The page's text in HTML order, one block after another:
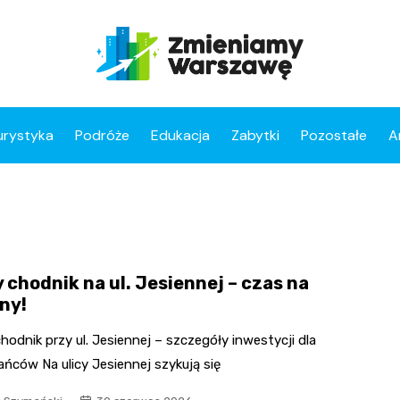
Podróże Edukacja Zabytki Pozostałe
chodnik na ul. Jesiennej – czas na
przy ul. Jesiennej – szczegóły inwestycji dla
Na ulicy Jesiennej szykują się